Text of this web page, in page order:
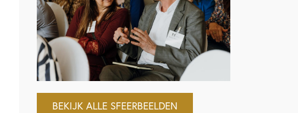
BEKIJK ALLE SFEERBEELDEN